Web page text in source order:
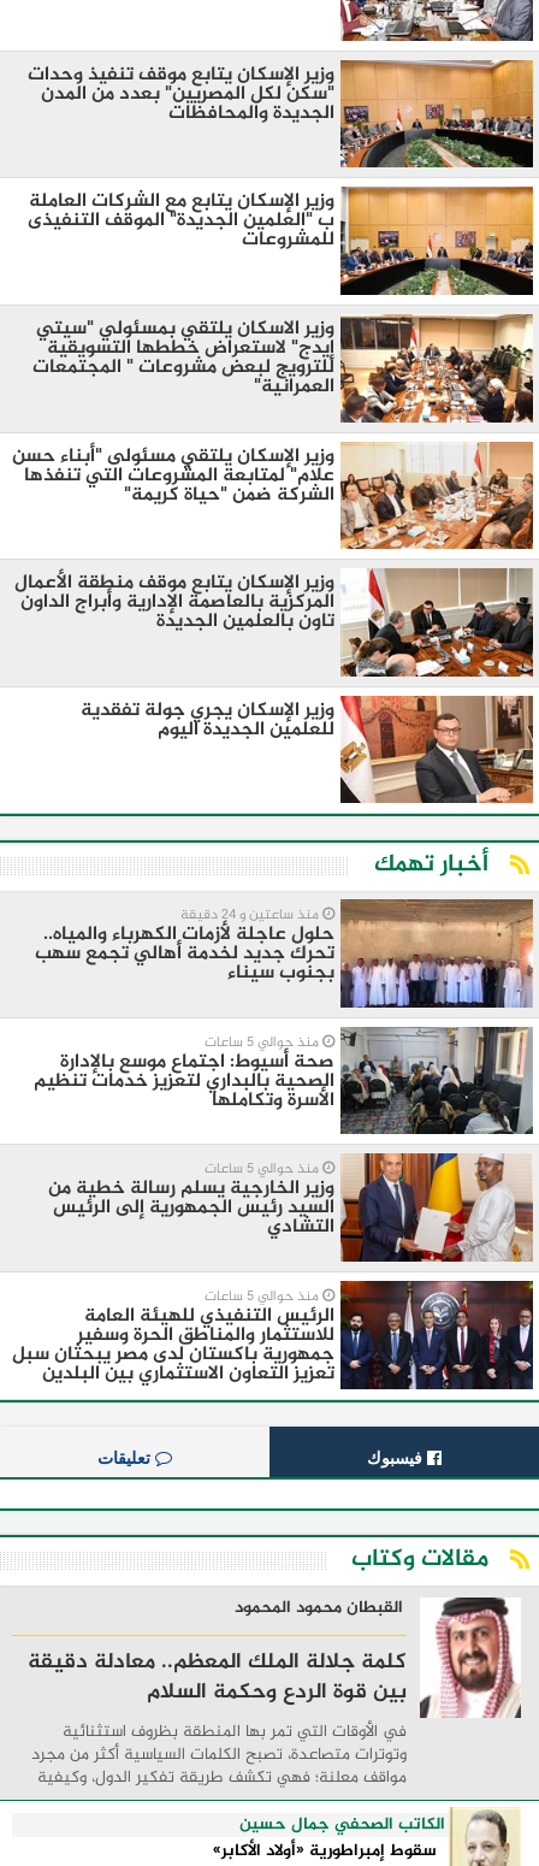
وزير الإسكان يتابع موقف تنفيذ وحدات
"سكن لكل المصريين" بعدد من المدن
الجديدة والمحافظات
وزير الإسكان يتابع مع الشركات العاملة
ب "العلمين الجديدة" الموقف التنفيذى
للمشروعات
وزير الاسكان يلتقي بمسئولي "سيتي
إيدج" لاستعراض خططها التسويقية
للترويج لبعض مشروعات " المجتمعات
العمرانية"
وزير الإسكان يلتقي مسئولى "أبناء حسن
علام" لمتابعة المشروعات التي تنفذها
الشركة ضمن "حياة كريمة"
وزير الإسكان يتابع موقف منطقة الأعمال
المركزية بالعاصمة الإدارية وأبراج الداون
تاون بالعلمين الجديدة
وزير الإسكان يجري جولة تفقدية
للعلمين الجديدة اليوم
أخبار تهمك
منذ ساعتين و 24 دقيقة
حلول عاجلة لأزمات الكهرباء والمياه..
تحرك جديد لخدمة أهالي تجمع سهب
بجنوب سيناء
منذ حوالي 5 ساعات
صحة أسيوط: اجتماع موسع بالإدارة
الصحية بالبداري لتعزيز خدمات تنظيم
الأسرة وتكاملها
منذ حوالي 5 ساعات
وزير الخارجية يسلم رسالة خطية من
السيد رئيس الجمهورية إلى الرئيس
التشادي
منذ حوالي 5 ساعات
الرئيس التنفيذي للهيئة العامة
للاستثمار والمناطق الحرة وسفير
جمهورية باكستان لدى مصر يبحثان سبل
تعزيز التعاون الاستثماري بين البلدين
فيسبوك تعليقات
مقالات وكتاب
القبطان محمود المحمود
كلمة جلالة الملك المعظم.. معادلة دقيقة
بين قوة الردع وحكمة السلام
في الأوقات التي تمر بها المنطقة بظروف استثنائية
وتوترات متصاعدة، تصبح الكلمات السياسية أكثر من مجرد
مواقف معلنة؛ فهي تكشف طريقة تفكير الدول، وكيفية
إدارتها للأزمات، والحدود التي تفصل بين القوة ...
الكاتب الصحفي جمال حسين
سقوط إمبراطورية «أولاد الأكابر»